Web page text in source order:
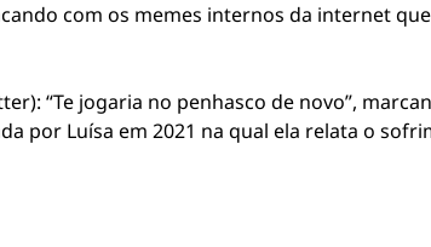
com os memes internos da internet que
“Te jogaria no penhasco de novo”,
por Luísa em 2021 na qual ela relata o